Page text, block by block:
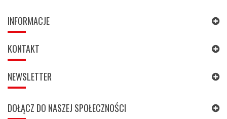
INFORMACJE
KONTAKT
NEWSLETTER
DOŁĄCZ DO NASZEJ SPOŁECZNOŚCI